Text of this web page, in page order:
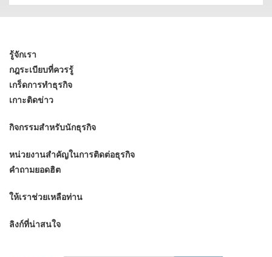
รู้จักเรา
กฎระเบียบที่ควรรู้
เกร็ดการทำธุรกิจ
เกาะติดข่าว
กิจกรรมสำหรับนักธุรกิจ
หน่วยงานสำคัญในการติดต่อธุรกิจ
คำถามยอดฮิต
ให้เราช่วยเหลือท่าน
ลิงก์ที่น่าสนใจ